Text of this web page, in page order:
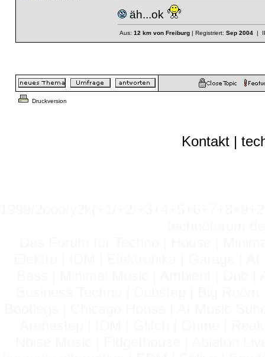
äh...ok
Aus: 12 km von Freiburg| Registriert: Sep 2004|
Druckversion
Kontakt |